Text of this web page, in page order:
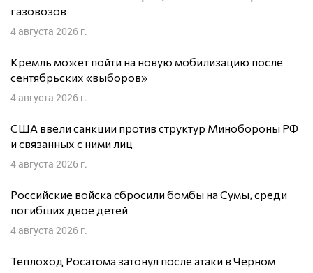
газовозов
4 августа 2026 г.
Кремль может пойти на новую мобилизацию после
сентябрьских «выборов»
4 августа 2026 г.
США ввели санкции против структур Минобороны РФ
и связанных с ними лиц
4 августа 2026 г.
Российские войска сбросили бомбы на Сумы, среди
погибших двое детей
4 августа 2026 г.
Теплоход Росатома затонул после атаки в Черном